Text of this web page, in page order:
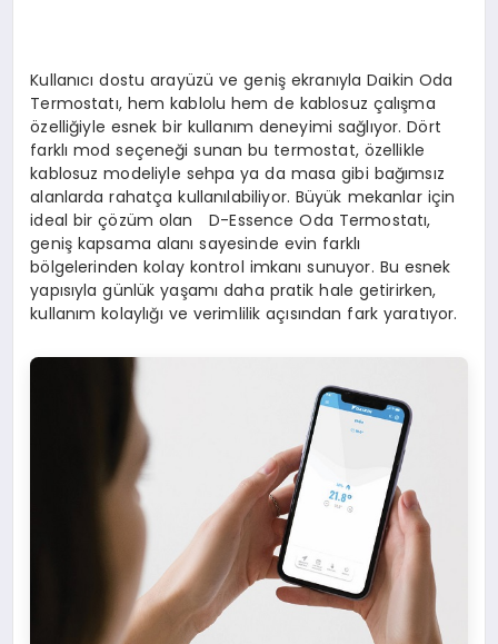
Kullanıcı dostu arayüzü ve geniş ekranıyla Daikin Oda
Termostatı, hem kablolu hem de kablosuz çalışma
özelliğiyle esnek bir kullanım deneyimi sağlıyor. Dört
farklı mod seçeneği sunan bu termostat, özellikle
kablosuz modeliyle sehpa ya da masa gibi bağımsız
alanlarda rahatça kullanılabiliyor. Büyük mekanlar için
ideal bir çözüm olan D-Essence Oda Termostatı,
geniş kapsama alanı sayesinde evin farklı
bölgelerinden kolay kontrol imkanı sunuyor. Bu esnek
yapısıyla günlük yaşamı daha pratik hale getirirken,
kullanım kolaylığı ve verimlilik açısından fark yaratıyor.